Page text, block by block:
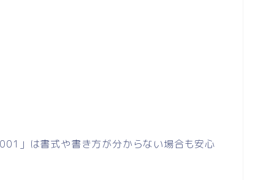
」は書式や書き方が分からない場合も安心